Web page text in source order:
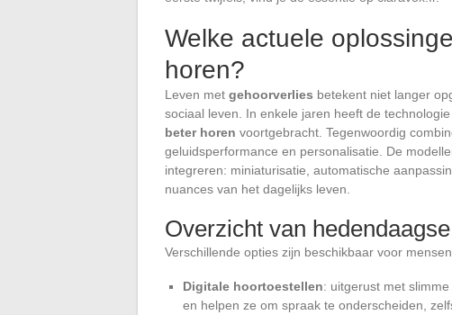
Welke actuele
horen?
Leven met gehoorverlies betekent niet langer
sociaal leven. In enkele jaren heeft de
beter horen voortgebracht. Tegenwoordig
geluidsperformance en personalisatie. De
integreren: miniaturisatie, automatische
nuances van het dagelijks leven.
Overzicht van
Verschillende opties zijn beschikbaar voor
Digitale hoortoestellen: uitgerust met
en helpen ze om spraak te onderscheiden,